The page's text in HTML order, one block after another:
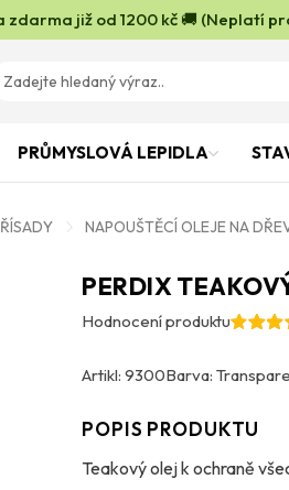
zdarma již od 1200 kč 🚚 (Neplatí
PRŮMYSLOVÁ LEPIDLA
NAPOUŠTĚCÍ OLEJE NA
PERDIX
Hodnocení produktu
Artikl: 9300Barva:
POPIS PRODUKTU
Teakový olej k ochraně